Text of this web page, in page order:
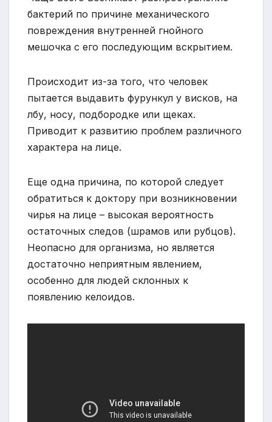
бактерий по причине механического
повреждения внутренней гнойного
мешочка с его последующим вскрытием.
Происходит из-за того, что человек
пытается выдавить фурункул у висков, на
лбу, носу, подбородке или щеках.
Приводит к развитию проблем различного
характера на лице.
Еще одна причина, по которой следует
обратиться к доктору при возникновении
чирья на лице – высокая вероятность
остаточных следов (шрамов или рубцов).
Неопасно для организма, но является
достаточно неприятным явлением,
особенно для людей склонных к
появлению келоидов.